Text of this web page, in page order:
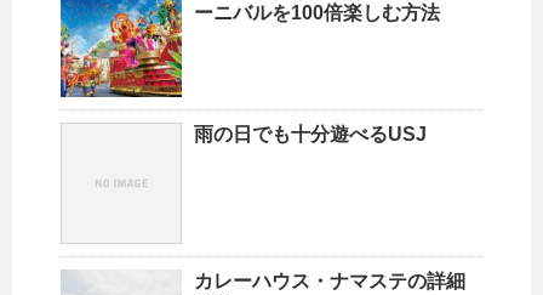
ーニバルを100倍楽しむ方法
雨の日でも十分遊べるUSJ
カレーハウス・ナマステの詳細